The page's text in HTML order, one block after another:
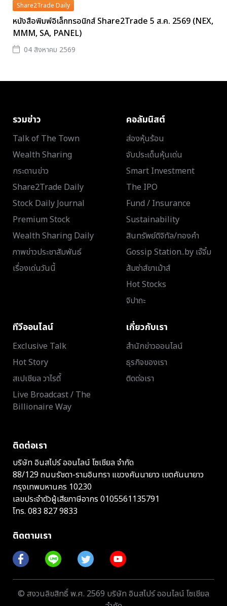
Share2Trade Daily
หนังสือพิมพ์อิเล็กทรอนิกส์ Share2Trade 5 ส.ค. 2569 (NEX,
MMM, SA, PANEL)
04 สิงหาคม 2569
รวมข่าว
Talk of The Town
Wealth Sharing
กระดานข่าว
Share2Trade Daily
Stock Daily Journal
Premium Stock
Wealth Sharing Daily
ภาพข่าวประชาสัมพันธ์
เรื่องเด่นวันนี้
คอลัมนิสต์
ส่องหุ้นร้อน
จับประเด็นหุ้นเด่น
Smart Investment
The IPO
Fund / Insurance
Sustainability
สินทรัพย์ดิจิทัล/ทองคำ
Gossip Station..by เจ๊จิ๋ม
ส้มซ่าส์ขาเม้าส์
Hot Stocks
จิปาถะ
ทีวีออนไลน์
Exclusive Talk
Hot Story
สเปเชียล วาไรตี้
Live Broadcast / The
Billionaire Way
เกี่ยวกับเรา
สำนักข่าวออนไลน์
ธุรกิจของเรา
ติดต่อเรา
ติดต่อเรา
บริษัท อินสไปร์ ออนไลน์ โซเชียล จำกัด
88/129 ถนนรัชดา-รามอินทรา แขวงคันนายาว เขตคันนายาว
กรุงเทพมหานคร 10230
เลขประจำตัวผู้เสียภาษีอากร 0105561135791
โทร. 083 827 9833
ติดตามเรา
© สงวนลิขสิทธิ์ พ.ศ. 2569 บริษัท อินสไปร์ ออนไลน์ โซเชียล